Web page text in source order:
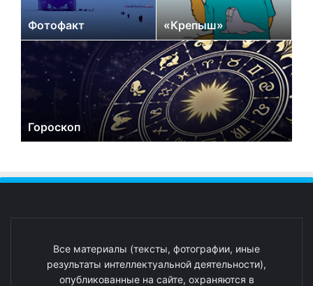
Фотофакт «Крепыш»
Гороскоп
Все материалы (тексты, фотографии, иные
результаты интеллектуальной деятельности),
опубликованные на сайте, охраняются в